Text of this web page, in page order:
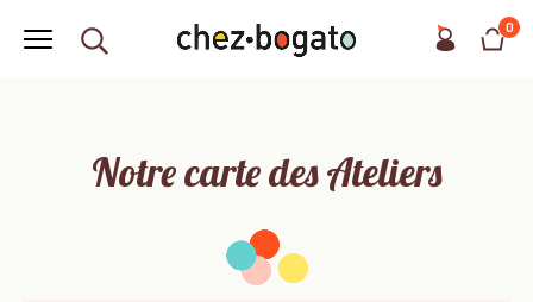
0
Notre carte des Ateliers